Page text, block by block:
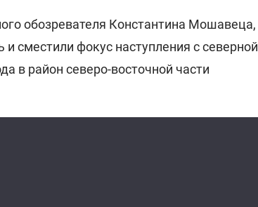
обозревателя Константина Мошавеца,
и сместили фокус наступления с северной
в район северо-восточной части